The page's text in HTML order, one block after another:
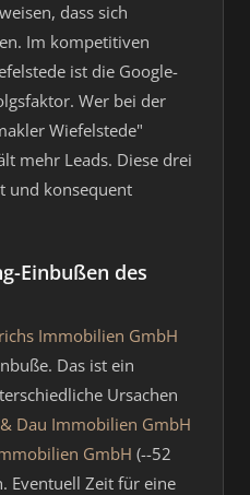
dass sich
Im kompetitiven
ist die Google-
Wer bei der
Wiefelstede"
mehr Leads. Diese drei
und konsequent
Einbußen des
Immobilien GmbH
Das ist ein
Ursachen
Dau Immobilien GmbH
GmbH (--52
Eventuell Zeit für eine